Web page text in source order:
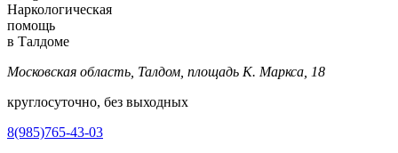
Наркологическая
помощь
в Талдоме
Московская область, Талдом, площадь К. Маркса, 18
круглосуточно, без выходных
8(985)765-43-03